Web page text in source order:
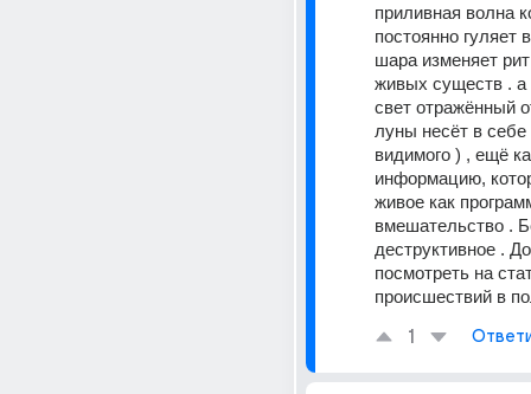
приливная волна
постоянно гуляет
шара изменяет
живых существ . а
свет отражённый
луны несёт в
видимого ) , ещё
информацию,
живое как
вмешательство .
деструктивное .
посмотреть на
происшествий в
1